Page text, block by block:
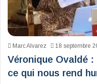
Marc Alvarez 18 septembre
Véronique Ovaldé :
ce qui nous rend